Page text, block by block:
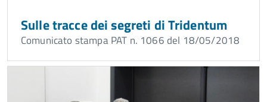
Sulle tracce dei segreti di Tridentum
Comunicato stampa PAT n. 1066 del 18/05/2018